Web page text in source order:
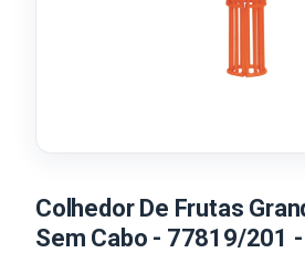
Colhedor De Frutas
Sem Cabo - 77819/201